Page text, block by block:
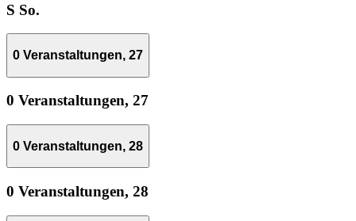
S So.
0 Veranstaltungen, 27
0 Veranstaltungen, 27
0 Veranstaltungen, 28
0 Veranstaltungen, 28